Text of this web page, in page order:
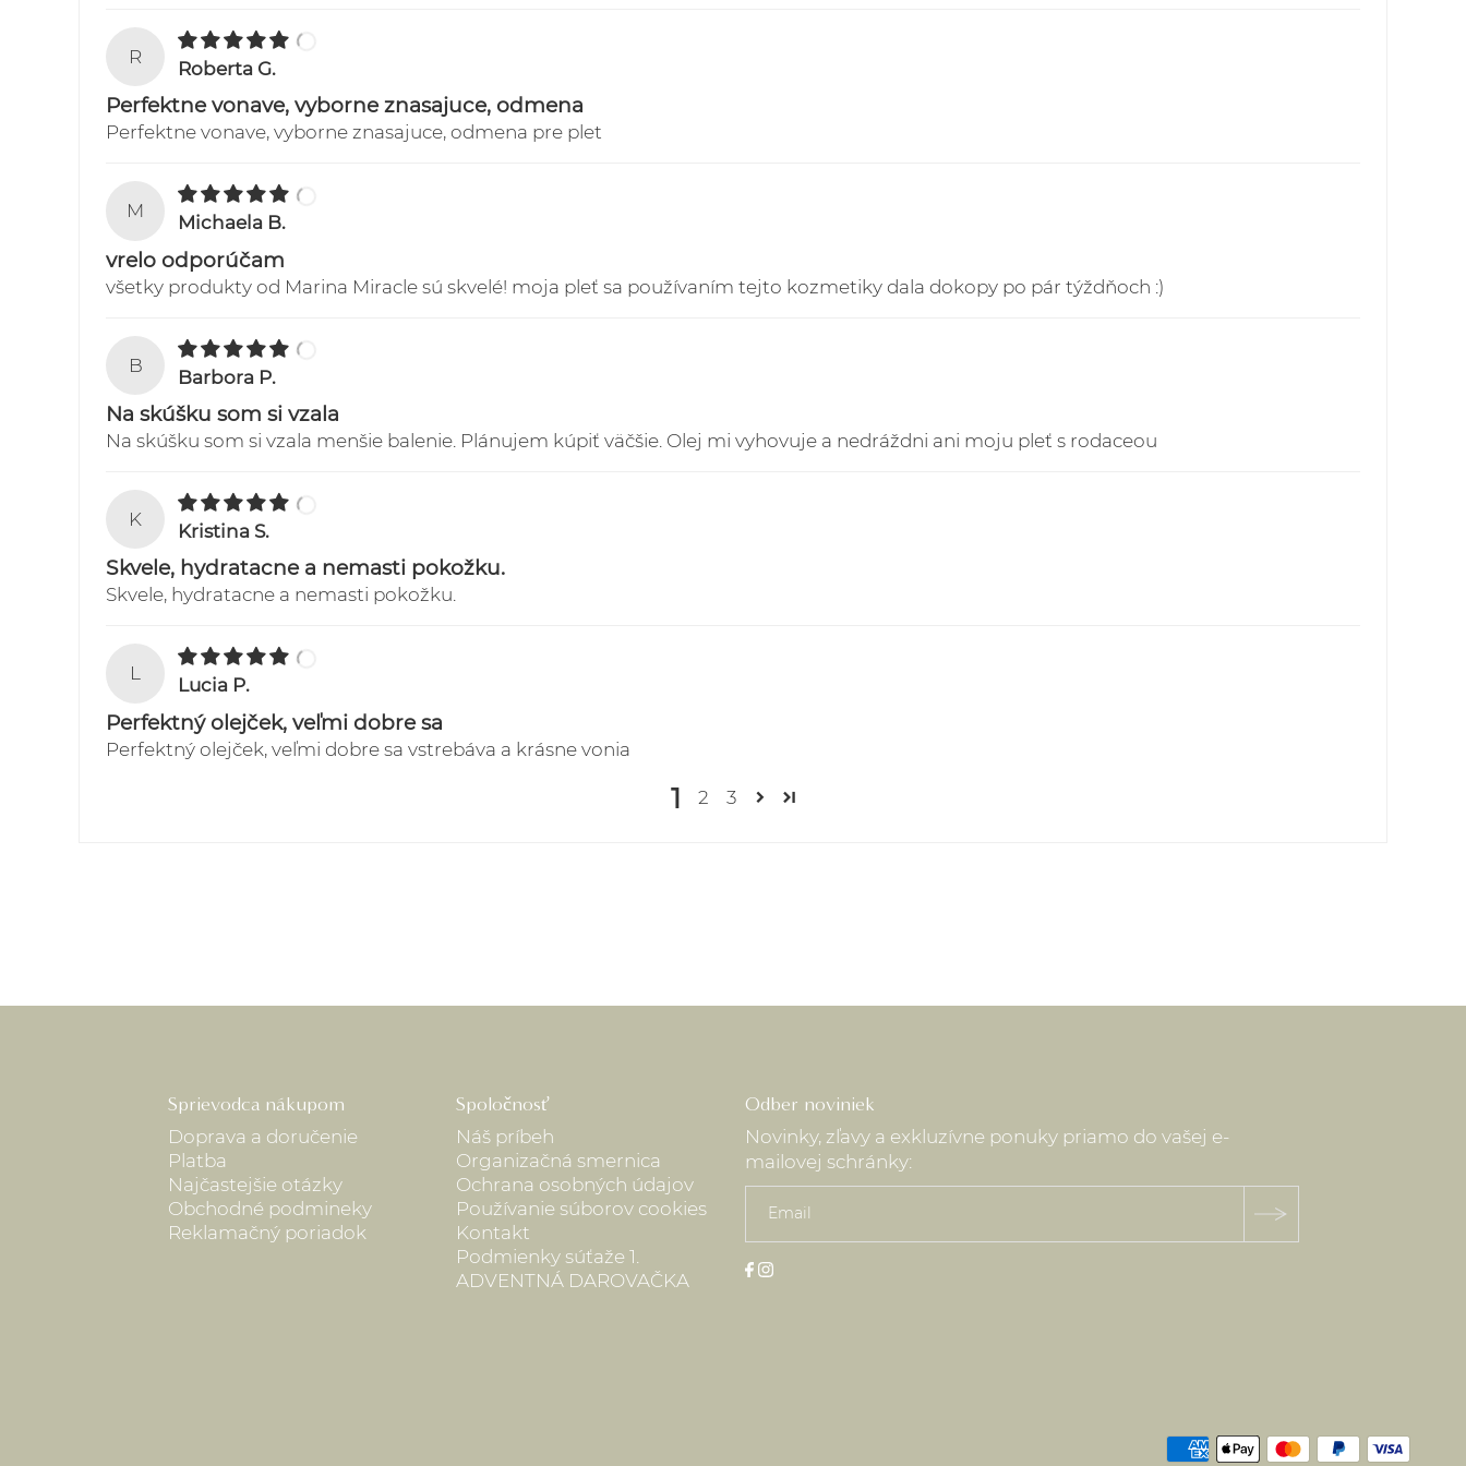
R
Roberta G.
Perfektne vonave, vyborne znasajuce, odmena
Perfektne vonave, vyborne znasajuce, odmena pre plet
M
Michaela B.
vrelo odporúčam
všetky produkty od Marina Miracle sú skvelé! moja pleť sa používaním tejto kozmetiky dala dokopy po pár týždňoch :)
B
Barbora P.
Na skúšku som si vzala
Na skúšku som si vzala menšie balenie. Plánujem kúpiť väčšie. Olej mi vyhovuje a nedráždni ani moju pleť s rodaceou
K
Kristina S.
Skvele, hydratacne a nemasti pokožku.
Skvele, hydratacne a nemasti pokožku.
L
Lucia P.
Perfektný olejček, veľmi dobre sa
Perfektný olejček, veľmi dobre sa vstrebáva a krásne vonia
1 2 3
Sprievodca nákupom
Doprava a doručenie
Platba
Najčastejšie otázky
Obchodné podmineky
Reklamačný poriadok
Spoločnosť
Náš príbeh
Organizačná smernica
Ochrana osobných údajov
Používanie súborov cookies
Kontakt
Podmienky súťaže 1.
ADVENTNÁ DAROVAČKA
Odber noviniek
Novinky, zľavy a exkluzívne ponuky priamo do vašej e-
mailovej schránky: